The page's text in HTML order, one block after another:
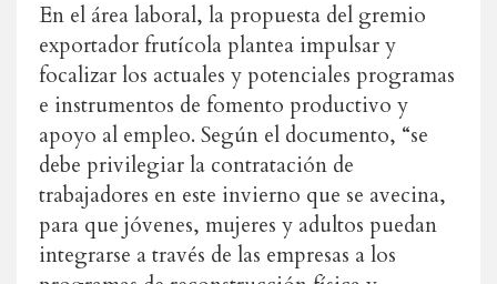
En el área laboral, la propuesta del gremio
exportador frutícola plantea impulsar y
focalizar los actuales y potenciales programas
e instrumentos de fomento productivo y
apoyo al empleo. Según el documento, “se
debe privilegiar la contratación de
trabajadores en este invierno que se avecina,
para que jóvenes, mujeres y adultos puedan
integrarse a través de las empresas a los